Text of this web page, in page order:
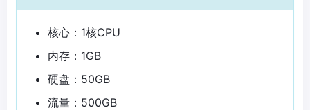
核心：1核CPU
内存：1GB
硬盘：50GB
流量：500GB